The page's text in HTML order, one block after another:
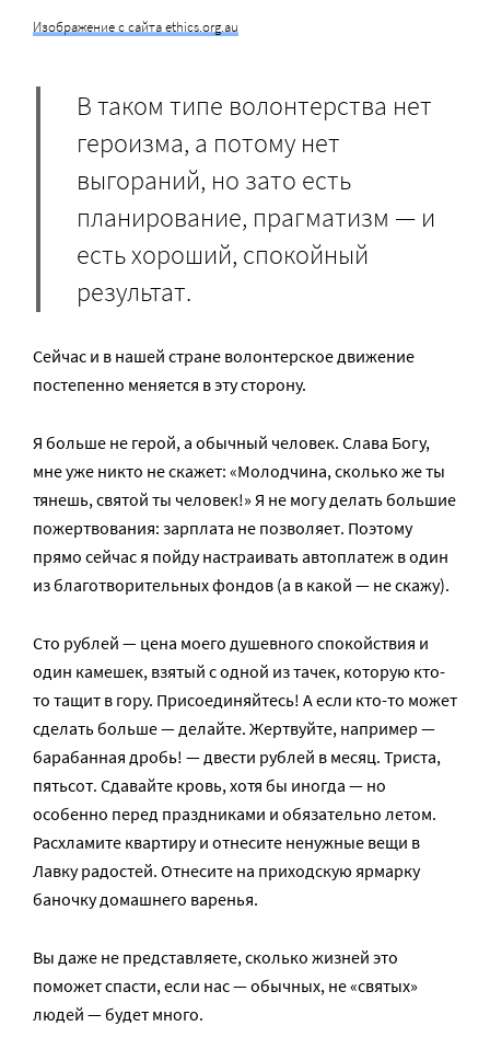
Изображение с сайта ethics.org.au
В таком типе волонтерства нет
героизма, а потому нет
выгораний, но зато есть
планирование, прагматизм — и
есть хороший, спокойный
результат.
Сейчас и в нашей стране волонтерское движение
постепенно меняется в эту сторону.
Я больше не герой, а обычный человек. Слава Богу,
мне уже никто не скажет: «Молодчина, сколько же ты
тянешь, святой ты человек!» Я не могу делать большие
пожертвования: зарплата не позволяет. Поэтому
прямо сейчас я пойду настраивать автоплатеж в один
из благотворительных фондов (а в какой — не скажу).
Сто рублей — цена моего душевного спокойствия и
один камешек, взятый с одной из тачек, которую кто-
то тащит в гору. Присоединяйтесь! А если кто-то может
сделать больше — делайте. Жертвуйте, например —
барабанная дробь! — двести рублей в месяц. Триста,
пятьсот. Сдавайте кровь, хотя бы иногда — но
особенно перед праздниками и обязательно летом.
Расхламите квартиру и отнесите ненужные вещи в
Лавку радостей. Отнесите на приходскую ярмарку
баночку домашнего варенья.
Вы даже не представляете, сколько жизней это
поможет спасти, если нас — обычных, не «святых»
людей — будет много.